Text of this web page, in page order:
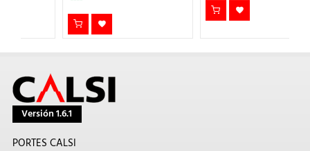
Versión 1.6.1
PORTES CALSI